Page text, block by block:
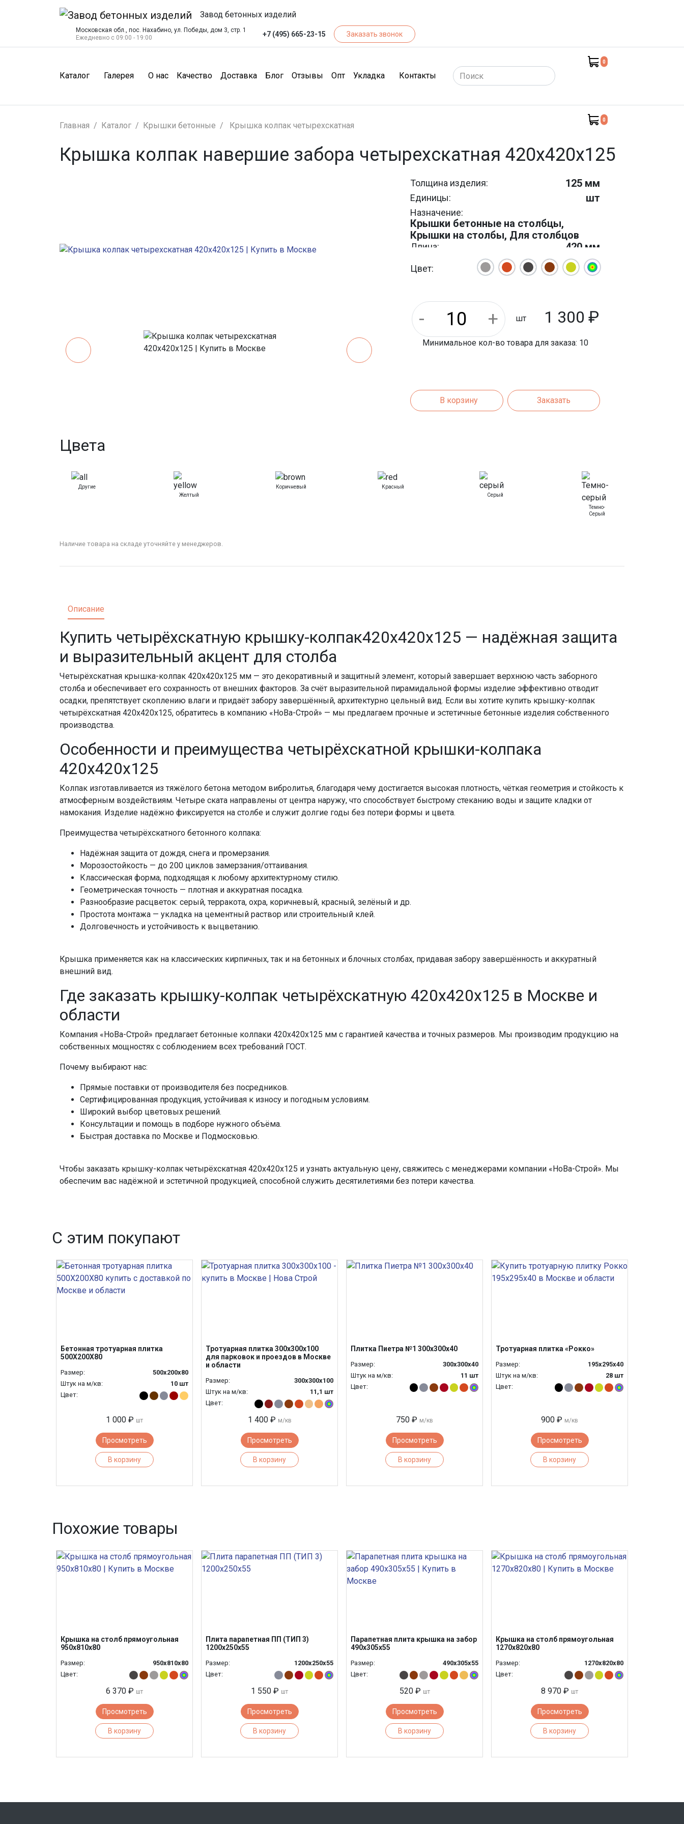
Завод бетонных изделий
Московская обл., пос. Нахабино, ул. Победы, дом 3, стр. 1
Ежедневно с 09:00 - 19:00
+7 (495) 665-23-15 Заказать звонок
Каталог Галерея О нас(О нас)
Качество(Качество)
Доставка(Доставка)
Блог(Блог)
Отзывы (Отзывы)
Опт(Опт)Укладка Контакты (Контакты)
0
0
Главная Каталог Крышки бетонные Крышка колпак четырехскатная
Крышка колпак навершие забора четырехскатная 420х420х125
Толщина изделия: 125 мм
Единицы: шт
Назначение:
Крышки бетонные на столбцы,
Крышки на столбы, Для столбцов
Длина: 420 мм
420 мм
Цвет:
шт 1 300 ₽
Минимальное кол-во товара для заказа: 10
В корзину Заказать
Цвета
Другие
Желтый
Коричневый
Красный
Серый
Темно-
Серый
Наличие товара на складе уточняйте у менеджеров.
Описание
Купить четырёхскатную крышку-колпак420x420x125 — надёжная защита
и выразительный акцент для столба
Четырёхскатная крышка-колпак 420x420x125 мм — это декоративный и защитный элемент, который завершает верхнюю часть заборного
столба и обеспечивает его сохранность от внешних факторов. За счёт выразительной пирамидальной формы изделие эффективно отводит
осадки, препятствует скоплению влаги и придаёт забору завершённый, архитектурно цельный вид. Если вы хотите купить крышку-колпак
четырёхскатная 420x420x125, обратитесь в компанию «НоВа-Строй» — мы предлагаем прочные и эстетичные бетонные изделия собственного
производства.
Особенности и преимущества четырёхскатной крышки-колпака
420x420x125
Колпак изготавливается из тяжёлого бетона методом вибролитья, благодаря чему достигается высокая плотность, чёткая геометрия и стойкость к
атмосферным воздействиям. Четыре ската направлены от центра наружу, что способствует быстрому стеканию воды и защите кладки от
намокания. Изделие надёжно фиксируется на столбе и служит долгие годы без потери формы и цвета.
Преимущества четырёхскатного бетонного колпака:
Надёжная защита от дождя, снега и промерзания.
Морозостойкость — до 200 циклов замерзания/оттаивания.
Классическая форма, подходящая к любому архитектурному стилю.
Геометрическая точность — плотная и аккуратная посадка.
Разнообразие расцветок: серый, терракота, охра, коричневый, красный, зелёный и др.
Простота монтажа — укладка на цементный раствор или строительный клей.
Долговечность и устойчивость к выцветанию.
Крышка применяется как на классических кирпичных, так и на бетонных и блочных столбах, придавая забору завершённость и аккуратный
внешний вид.
Где заказать крышку-колпак четырёхскатную 420x420x125 в Москве и
области
Компания «НоВа-Строй» предлагает бетонные колпаки 420x420x125 мм с гарантией качества и точных размеров. Мы производим продукцию на
собственных мощностях с соблюдением всех требований ГОСТ.
Почему выбирают нас:
Прямые поставки от производителя без посредников.
Сертифицированная продукция, устойчивая к износу и погодным условиям.
Широкий выбор цветовых решений.
Консультации и помощь в подборе нужного объёма.
Быстрая доставка по Москве и Подмосковью.
Чтобы заказать крышку-колпак четырёхскатная 420x420x125 и узнать актуальную цену, свяжитесь с менеджерами компании «НоВа-Строй». Мы
обеспечим вас надёжной и эстетичной продукцией, способной служить десятилетиями без потери качества.
С этим покупают
Бетонная тротуарная плитка
500Х200Х80
Размер:
500х200х80
Штук на м/кв:
10 шт
Цвет:
1 000 ₽ шт
Просмотреть
В корзину
Тротуарная плитка 300х300х100
для парковок и проездов в Москве
и области
Размер:
300х300х100
Штук на м/кв:
11,1 шт
Цвет:
1 400 ₽ м/кв
Просмотреть
В корзину
Плитка Пиетра №1 300х300х40
Размер:
300х300х40
Штук на м/кв:
11 шт
Цвет:
750 ₽ м/кв
Просмотреть
В корзину
Тротуарная плитка «Рокко»
Размер:
195x295x40
Штук на м/кв:
28 шт
Цвет:
900 ₽ м/кв
Просмотреть
В корзину
Похожие товары
Крышка на столб прямоугольная
950х810х80
Размер:
950х810х80
Цвет:
6 370 ₽ шт
Просмотреть
В корзину
Плита парапетная ПП (ТИП 3)
1200x250x55
Размер:
1200х250х55
Цвет:
1 550 ₽ шт
Просмотреть
В корзину
Парапетная плита крышка на забор
490х305х55
Размер:
490х305х55
Цвет:
520 ₽ шт
Просмотреть
В корзину
Крышка на столб прямоугольная
1270х820х80
Размер:
1270х820х80
Цвет:
8 970 ₽ шт
Просмотреть
В корзину